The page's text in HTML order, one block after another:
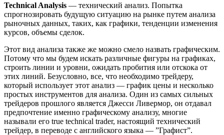
Technical Analysis — технический анализ. Попытка
спрогнозировать будущую ситуацию на рынке путем анализа
рыночных данных, таких, как графики, тенденции изменения
курсов, объемы сделок.
Этот вид анализа также же можно смело назвать графическим.
Потому что мы будем искать различные фигуры на графиках,
строить линии и уровни, ожидать пробития или отскока от
этих линий. Безусловно, все, что необходимо трейдеру,
который использует этот анализ — график цены и несколько
простых инструментов для анализа. Один из самых сильных
трейдеров прошлого является Джесси Ливермор, он отдавал
предпочтение именно графическому анализу, многие
называли его true technical trader, настоящий технический
трейдер, в переводе с английского языка — ”Графист”.